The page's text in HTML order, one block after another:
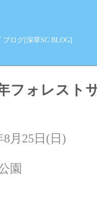
ログ[深草SC BLOG]
フォレスト
月25日(日)
園